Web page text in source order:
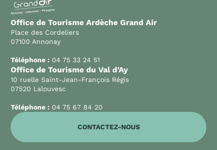
Office de Tourisme Ardèche Grand Air
Place des Cordeliers
07100 Annonay
Téléphone : 04 75 33 24 51
Office de Tourisme du Val d’Ay
10 ruelle Saint-Jean-François Régis
07520 Lalouvesc
Téléphone : 04 75 67 84 20
CONTACTEZ-NOUS